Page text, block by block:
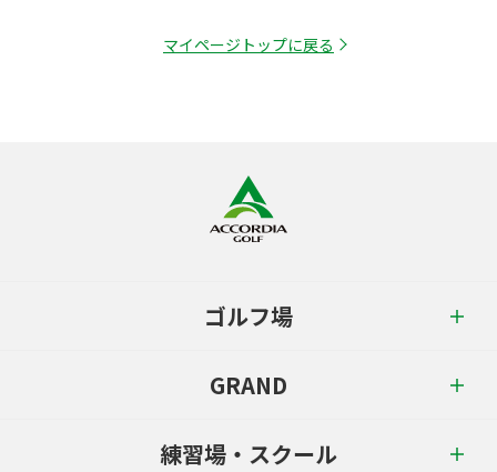
マイページトップに戻る
ゴルフ場
GRAND
練習場・スクール